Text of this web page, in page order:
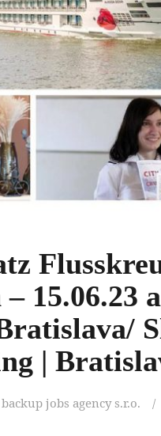
– 15.06.23
|
jobs agency s.r.o.